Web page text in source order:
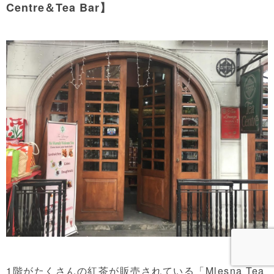
Centre＆Tea Bar】
1階がたくさんの紅茶が販売されている「Mlesna Tea